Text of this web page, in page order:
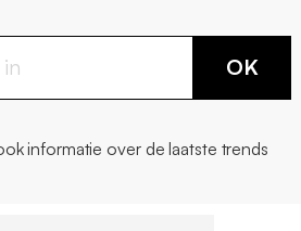
OK
informatie over de laatste trends